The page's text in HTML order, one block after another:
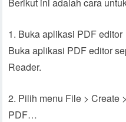
Berikut ini adalah cara
1. Buka aplikasi PDF editor
Buka aplikasi PDF editor
Reader.
2. Pilih menu File > Create
PDF…